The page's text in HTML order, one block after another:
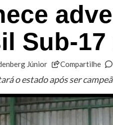
Sub-
Júnior Compartilhe
o estado após ser